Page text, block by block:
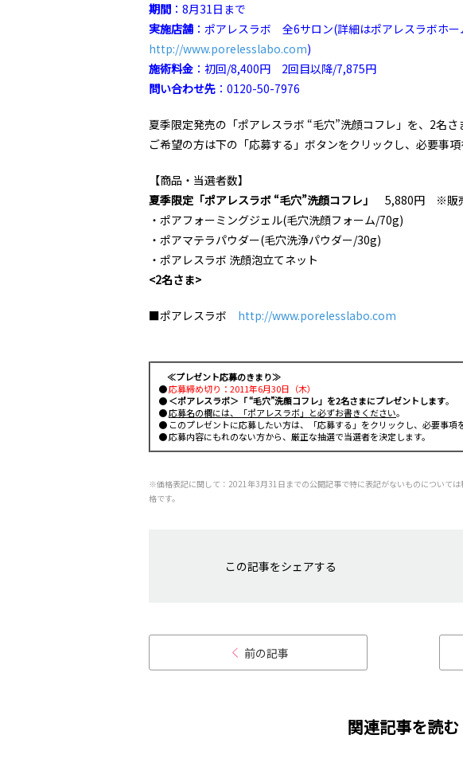
期間 ：8月31日まで
実施店舗 ：ポアレスラボ 全6サロン(詳細はポアレスラボホー
http://www.porelesslabo.com)
施術料金 ：初回/8,400円 2回目以降/7,875円
問い合わせ先 ：0120-50-7976
夏季限定発売の「ポアレスラボ “毛穴”洗顔コフレ」を、2名さ
ご希望の方は下の「応募する」ボタンをクリックし、必要事
【商品・当選者数】
夏季限定「ポアレスラボ “毛穴”洗顔コフレ」
5,880円 ※販
・ポアフォーミングジェル(毛穴洗顔フォーム/70g)
・ポアマテラパウダー(毛穴洗浄パウダー/30g)
・ポアレスラボ 洗顔泡立てネット
<2名さま>
■ポアレスラボ http://www.porelesslabo.com
≪プレゼント応募のきまり≫
●応募締め切り：2011年6月30日（木）
●＜ポアレスラボ＞「 “毛穴”洗顔コフレ」を2名さまにプレゼントします。
●応募名の欄には、「ポアレスラボ」と必ずお書きください。
● このプレゼントに応募したい方は、「応募する」をクリックし、必要事項
● 応募内容にもれのない方から、厳正な抽選で当選者を決定します。
※価格表記に関して：2021年3月31日までの公開記事で特に表記がないものについて
格です。
この記事をシェアする
前の記事
関連記事を読む